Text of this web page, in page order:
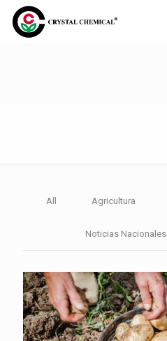
All Agricultura
Noticias Nacionales